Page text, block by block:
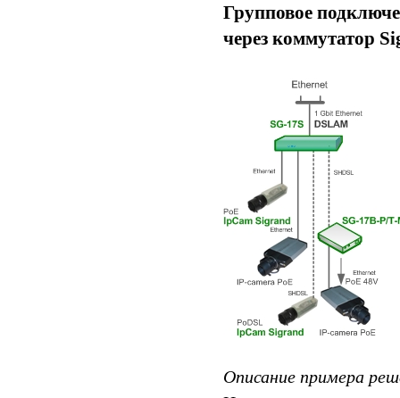
Групповое
через коммутатор
Описание примера